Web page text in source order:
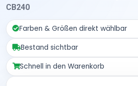
CB240
Farben & Größen direkt wählbar
Bestand sichtbar
Schnell in den Warenkorb